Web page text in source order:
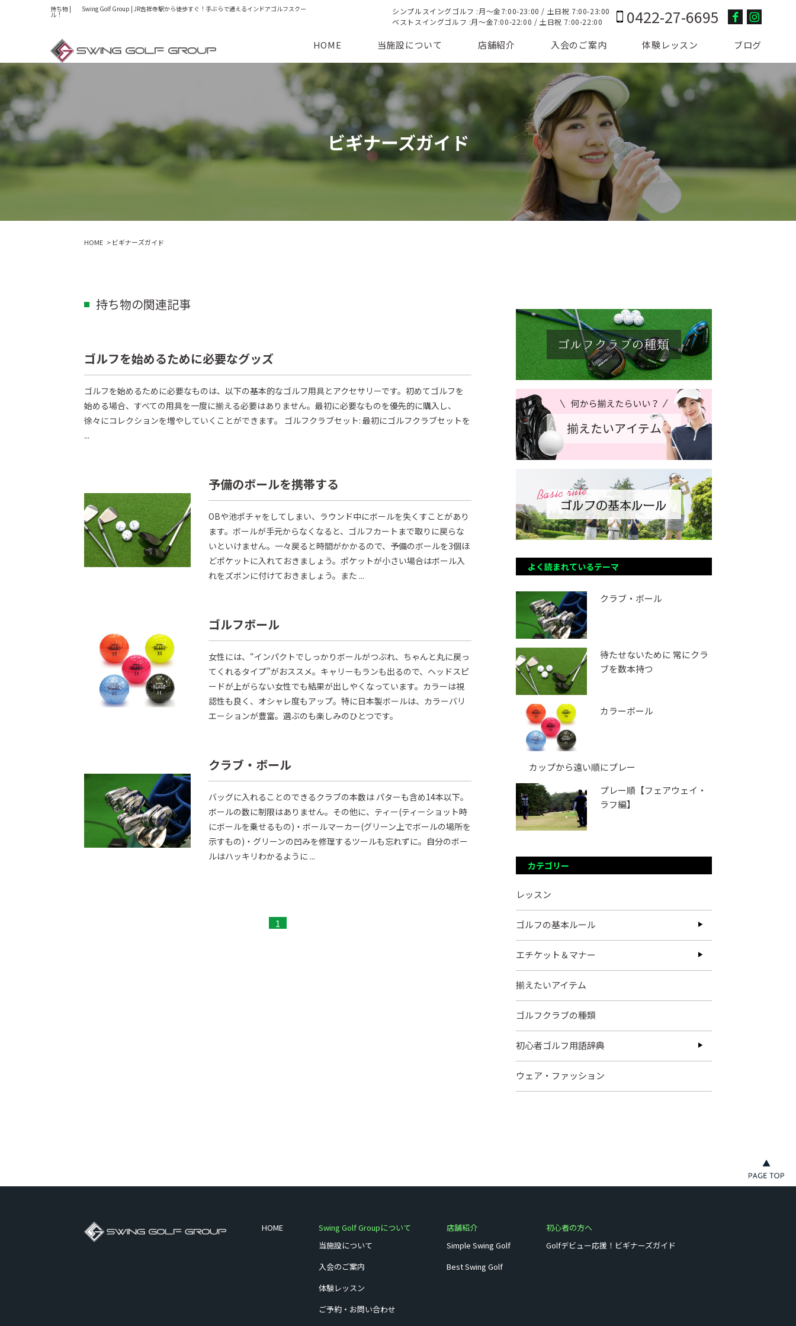
持ち物 | Swing Golf Group | JR吉祥寺駅から徒歩すぐ！手ぶらで通えるインドアゴルフスクー
ル！
シンプルスイングゴルフ :月〜金7:00-23:00 / 土日祝 7:00-23:00
ベストスイングゴルフ :月〜金7:00-22:00 / 土日祝 7:00-22:00
0422-27-6695
HOME 当施設について 店舗紹介 入会のご案内 体験レッスン ブログ
ビギナーズガイド
HOME ビギナーズガイド
持ち物の関連記事
ゴルフを始めるために必要なグッズ
ゴルフを始めるために必要なものは、以下の基本的なゴルフ用具とアクセサリーです。初めてゴルフを
始める場合、すべての用具を一度に揃える必要はありません。最初に必要なものを優先的に購入し、
徐々にコレクションを増やしていくことができます。 ゴルフクラブセット: 最初にゴルフクラブセットを
...
予備のボールを携帯する
OBや池ポチャをしてしまい、ラウンド中にボールを失くすことがあり
ます。ボールが手元からなくなると、ゴルフカートまで取りに戻らな
いといけません。一々戻ると時間がかかるので、予備のボールを3個ほ
どポケットに入れておきましょう。ポケットが小さい場合はボール入
れをズボンに付けておきましょう。また ...
ゴルフボール
女性には、“インパクトでしっかりボールがつぶれ、ちゃんと丸に戻っ
てくれるタイプ”がおススメ。キャリーもランも出るので、ヘッドスピ
ードが上がらない女性でも結果が出しやくなっています。カラーは視
認性も良く、オシャレ度もアップ。特に日本製ボールは、カラーバリ
エーションが豊富。選ぶのも楽しみのひとつです。
クラブ・ボール
バッグに入れることのできるクラブの本数は パターも含め14本以下。
ボールの数に制限はありません。その他に、ティー(ティーショット時
にボールを乗せるもの)・ボールマーカー(グリーン上でボールの場所を
示すもの)・グリーンの凹みを修理するツールも忘れずに。自分のボー
ルはハッキリわかるように ...
1
よく読まれているテーマ
クラブ・ボール
待たせないために 常にクラ
ブを数本持つ
カラーボール
カップから遠い順にプレー
プレー順【フェアウェイ・
ラフ編】
カテゴリー
レッスン
ゴルフの基本ルール
エチケット＆マナー
揃えたいアイテム
ゴルフクラブの種類
初心者ゴルフ用語辞典
ウェア・ファッション
HOME
Swing Golf Groupについて
当施設について
入会のご案内
体験レッスン
ご予約・お問い合わせ
店舗紹介
Simple Swing Golf
Best Swing Golf
初心者の方へ
Golfデビュー応援！ビギナーズガイド